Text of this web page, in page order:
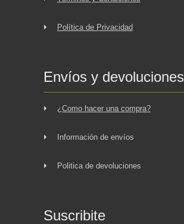
Política de Privacidad
Envíos y devoluciones
¿Como hacer una compra?
Información de envíos
Politica de devoluciones
Suscribite